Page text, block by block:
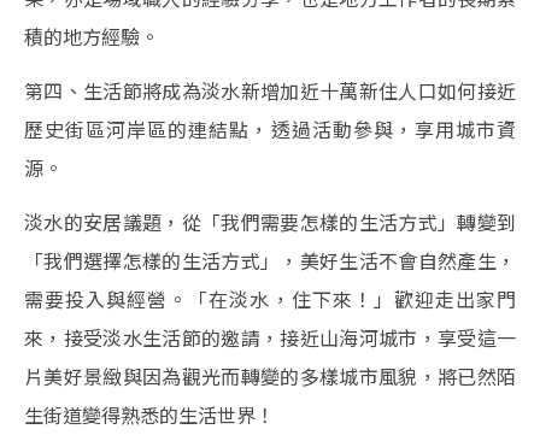
積的地方經驗。
第四、生活節將成為淡水新增加近十萬新住人口如何接近
歷史街區河岸區的連結點，透過活動參與，享用城市資
源。
淡水的安居議題，從「我們需要怎樣的生活方式」轉變到
「我們選擇怎樣的生活方式」，美好生活不會自然產生，
需要投入與經營。「在淡水，住下來！」歡迎走出家門
來，接受淡水生活節的邀請，接近山海河城市，享受這一
片美好景緻與因為觀光而轉變的多樣城市風貌，將已然陌
生街道變得熟悉的生活世界！